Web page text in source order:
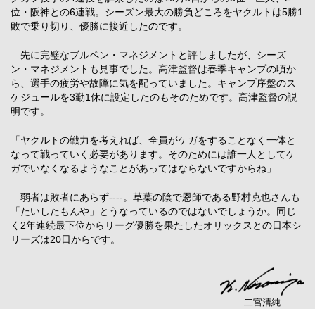
位・阪神との6連戦。シーズン最大の勝負どころをヤクルトは5勝1
敗で乗り切り、優勝に接近したのです。
先に完璧なブルペン・マネジメントと評しましたが、シーズ
ン・マネジメントも見事でした。高津監督は春季キャンプの頃か
ら、選手の疲労や故障に気を配っていました。キャンプ序盤のス
ケジュールを3勤1休に設定したのもそのためです。高津監督の説
明です。
「ヤクルトの戦力を考えれば、全員がケガをすることなく一体と
なって戦っていく必要があります。そのためには誰一人としてケ
ガでいなくなるようなことがあってはならないですからね」
弱者は敗者にあらず----。草葉の陰で恩師である野村克也さんも
「たいしたもんや」とうなっているのではないでしょうか。同じ
く2年連続最下位からリーグ優勝を果たしたオリックスとの日本シ
リーズは20日からです。
二宮清純